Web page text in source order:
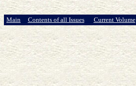
Main Contents of all Issues Current Volume